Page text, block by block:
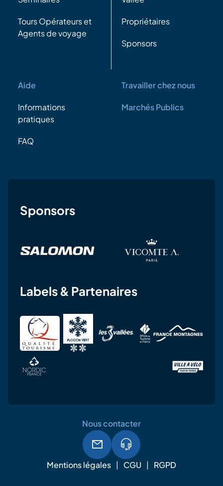
Tours Opérateurs et
Agents de voyage
Propriétaires
Sponsors
Aide
Informations
pratiques
FAQ
Travailler chez nous
Marchés Publics
Sponsors
Labels & Partenaires
Mentions légales CGU RGPD
Nous contacter